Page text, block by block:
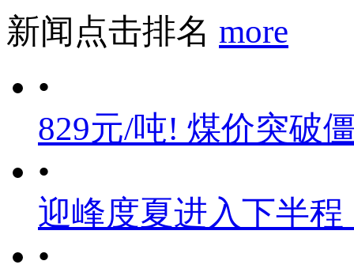
新闻点击排名 more
•
829元/吨! 煤价突破
•
迎峰度夏进入下半
•